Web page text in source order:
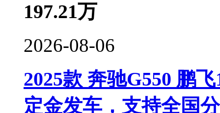
197.21万
2026-08-06
2025款 奔驰G550 鹏
定金发车，支持全国